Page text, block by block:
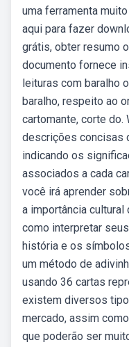
uma ferramenta
aqui para fazer
grátis, obter resumo
documento fornece
leituras com baralho
baralho, respeito ao
cartomante, corte do.
descrições concisas
indicando os
associados a cada
você irá aprender
a importância
como interpretar
história e os
um método de
usando 36 cartas
existem diversos
mercado, assim
que poderão ser